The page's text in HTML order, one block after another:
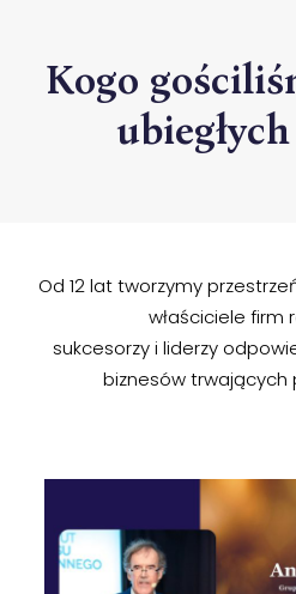
Kogo
ubiegłych
Od 12 lat tworzymy
właściciele firm
sukcesorzy i liderzy
biznesów trwających